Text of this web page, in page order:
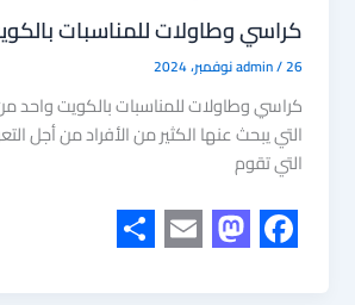
كراسي وطاولات للمناسبات بالكويت
admin/26 نوفمبر، 2024
كراسي وطاولات للمناسبات بالكويت واحد
التي يبحث عنها الكثير من الأفراد من أجل
التي تقوم
F
M
E
S